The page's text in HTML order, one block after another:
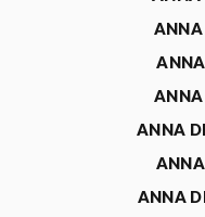
ANNA
ANNA
ANNA
ANNA